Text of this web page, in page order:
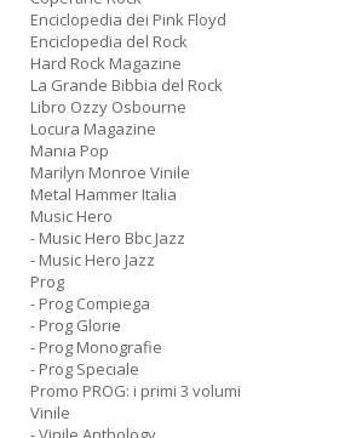
Enciclopedia dei Pink Floyd
Enciclopedia del Rock
Hard Rock Magazine
La Grande Bibbia del Rock
Libro Ozzy Osbourne
Locura Magazine
Mania Pop
Marilyn Monroe Vinile
Metal Hammer Italia
Music Hero
- Music Hero Bbc Jazz
- Music Hero Jazz
Prog
- Prog Compiega
- Prog Glorie
- Prog Monografie
- Prog Speciale
Promo PROG: i primi 3 volumi
Vinile